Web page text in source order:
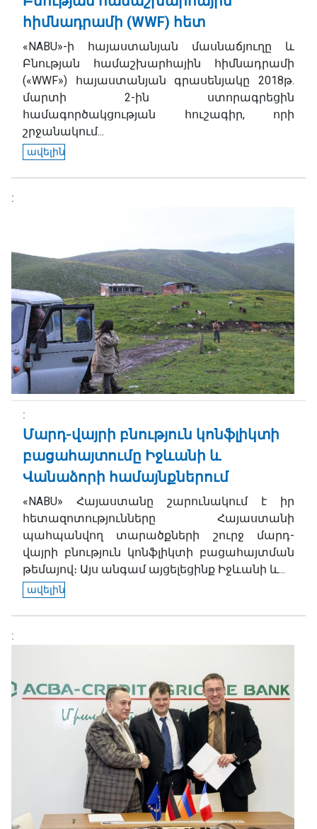
հիմնադրամի (WWF) հետ
«NABU»-ի հայաստանյան մասնաճյուղը և
Բնության համաշխարհային հիմնադրամի
(«WWF») հայաստանյան գրասենյակը 2018թ.
մարտի 2-ին ստորագրեցին
համագործակցության հուշագիր, որի
շրջանակում...
ավելին
Մարդ-վայրի բնություն կոնֆլիկտի
բացահայտումը Իջևանի և
Վանաձորի համայնքներում
«NABU» Հայաստանը շարունակում է իր
հետազոտությունները Հայաստանի
պահպանվող տարածքների շուրջ մարդ-
վայրի բնություն կոնֆլիկտի բացահայտման
թեմայով։ Այս անգամ այցելեցինք Իջևանի և...
ավելին